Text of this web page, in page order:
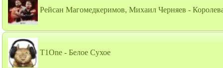
Рейсан Магомедкеримов, Михаил Черняев -
T1One - Белое Сухое